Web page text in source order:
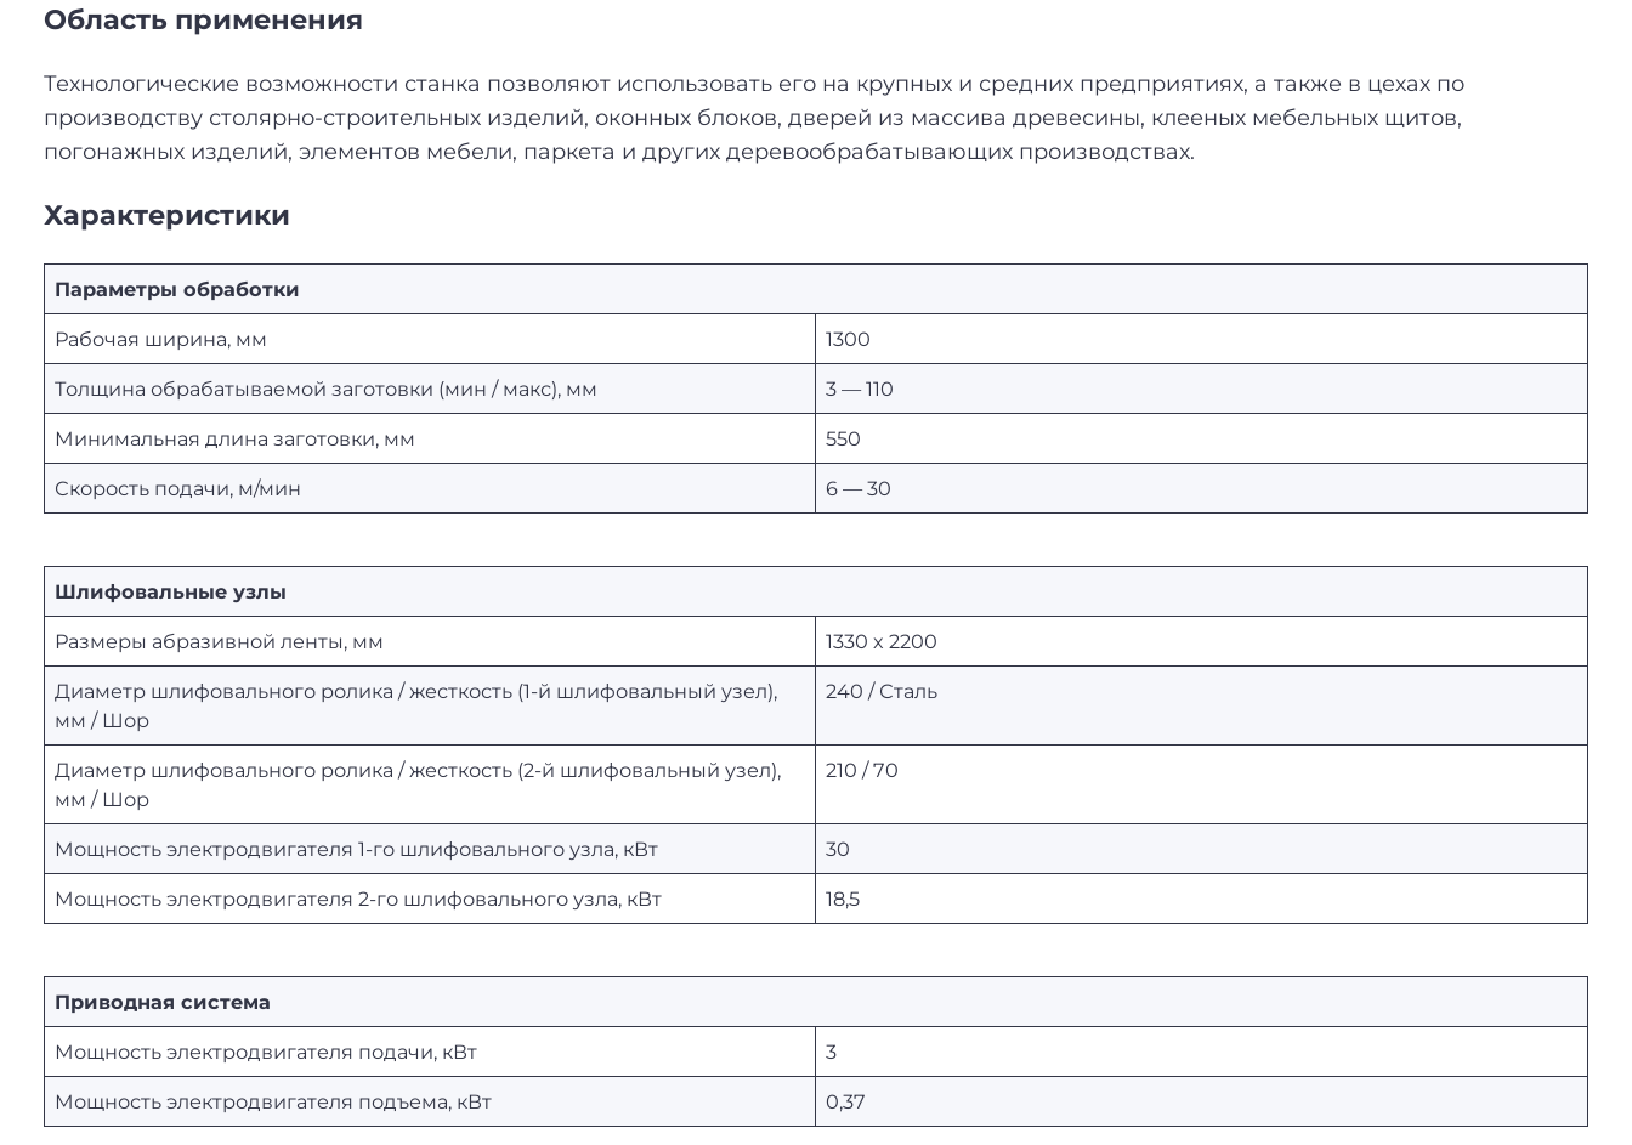
Область применения
Технологические возможности станка позволяют использовать его на крупных и средних предприятиях, а также в цехах по
производству столярно-строительных изделий, оконных блоков, дверей из массива древесины, клееных мебельных щитов,
погонажных изделий, элементов мебели, паркета и других деревообрабатывающих производствах.
Характеристики
Параметры обработки
Рабочая ширина, мм 1300
Толщина обрабатываемой заготовки (мин / макс), мм 3 — 110
Минимальная длина заготовки, мм 550
Скорость подачи, м/мин 6 — 30
Шлифовальные узлы
Размеры абразивной ленты, мм 1330 х 2200
Диаметр шлифовального ролика / жесткость (1-й шлифовальный узел),
мм / Шор
240 / Сталь
Диаметр шлифовального ролика / жесткость (2-й шлифовальный узел),
мм / Шор
210 / 70
Мощность электродвигателя 1-го шлифовального узла, кВт 30
Мощность электродвигателя 2-го шлифовального узла, кВт 18,5
Приводная система
Мощность электродвигателя подачи, кВт 3
Мощность электродвигателя подъема, кВт 0,37